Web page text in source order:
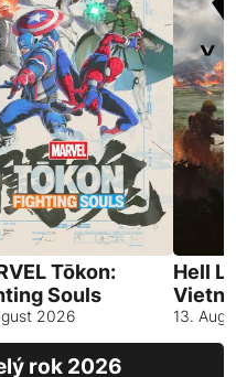
Tōkon:
Souls
2026
Hell
13.
rok 2026